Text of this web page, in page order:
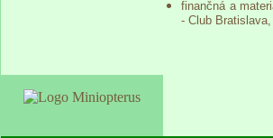
finančná a
- Club